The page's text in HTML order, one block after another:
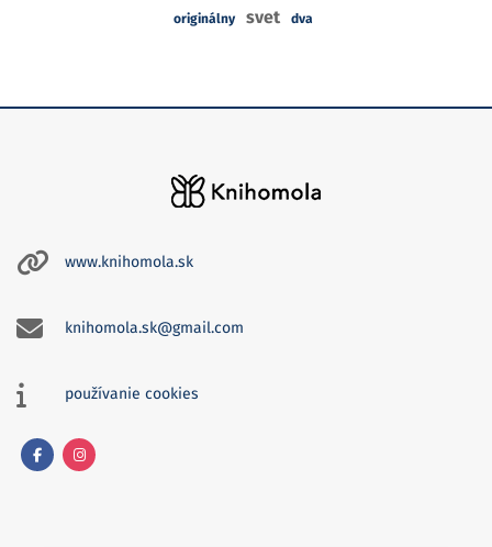
originálny svet dva
www.knihomola.sk
knihomola.sk@gmail.com
používanie cookies